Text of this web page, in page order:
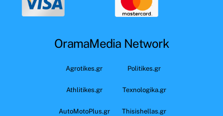
OramaMedia Network
Agrotikes.gr Politikes.gr
Athlitikes.gr Texnologika.gr
AutoMotoPlus.gr Thisishellas.gr